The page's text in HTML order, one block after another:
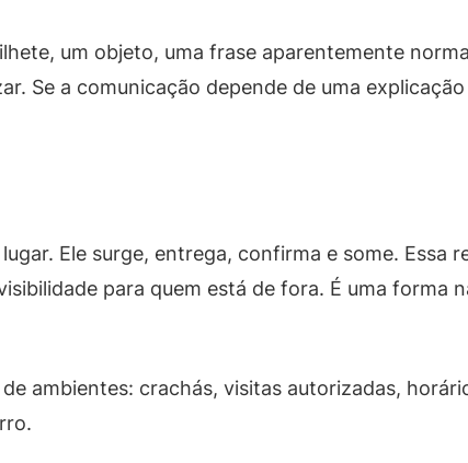
um objeto, uma frase aparentemente
Se a comunicação depende de uma
Ele surge, entrega, confirma e some. Essa
para quem está de fora. É uma forma
ambientes: crachás, visitas autorizadas,